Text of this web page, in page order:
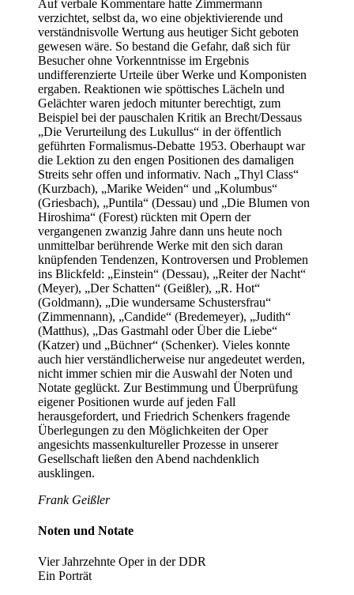
Auf verbale Kommentare hatte Zimmermann
verzichtet, selbst da, wo eine objektivierende und
verständnisvolle Wertung aus heutiger Sicht geboten
gewesen wäre. So bestand die Gefahr, daß sich für
Besucher ohne Vorkenntnisse im Ergebnis
undifferenzierte Urteile über Werke und Komponisten
ergaben. Reaktionen wie spöttisches Lächeln und
Gelächter waren jedoch mitunter berechtigt, zum
Beispiel bei der pauschalen Kritik an Brecht/Dessaus
„Die Verurteilung des Lukullus“ in der öffentlich
geführten Formalismus-Debatte 1953. Oberhaupt war
die Lektion zu den engen Positionen des damaligen
Streits sehr offen und informativ. Nach „Thyl Class“
(Kurzbach), „Marike Weiden“ und „Kolumbus“
(Griesbach), „Puntila“ (Dessau) und „Die Blumen von
Hiroshima“ (Forest) rückten mit Opern der
vergangenen zwanzig Jahre dann uns heute noch
unmittelbar berührende Werke mit den sich daran
knüpfenden Tendenzen, Kontroversen und Problemen
ins Blickfeld: „Einstein“ (Dessau), „Reiter der Nacht“
(Meyer), „Der Schatten“ (Geißler), „R. Hot“
(Goldmann), „Die wundersame Schustersfrau“
(Zimmennann), „Candide“ (Bredemeyer), „Judith“
(Matthus), „Das Gastmahl oder Über die Liebe“
(Katzer) und „Büchner“ (Schenker). Vieles konnte
auch hier verständlicherweise nur angedeutet werden,
nicht immer schien mir die Auswahl der Noten und
Notate geglückt. Zur Bestimmung und Überprüfung
eigener Positionen wurde auf jeden Fall
herausgefordert, und Friedrich Schenkers fragende
Überlegungen zu den Möglichkeiten der Oper
angesichts massenkultureller Prozesse in unserer
Gesellschaft ließen den Abend nachdenklich
ausklingen.
Frank Geißler
Noten und Notate
Vier Jahrzehnte Oper in der DDR
Ein Porträt